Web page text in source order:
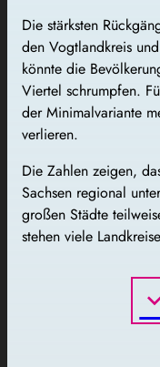
Die stärksten
den Vogtlandkreis
könnte die
Viertel schrumpfen.
der Minimalvariante
verlieren.
Die Zahlen zeigen,
Sachsen regional
großen Städte
stehen viele